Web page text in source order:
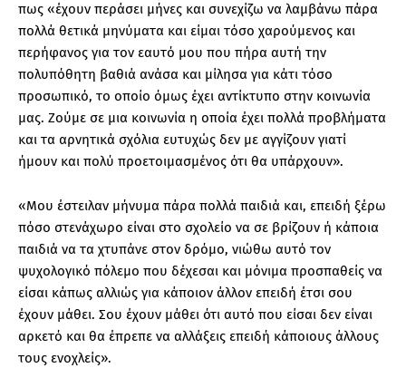
πως «έχουν περάσει μήνες και συνεχίζω να λαμβάνω πάρα
πολλά θετικά μηνύματα και είμαι τόσο χαρούμενος και
περήφανος για τον εαυτό μου που πήρα αυτή την
πολυπόθητη βαθιά ανάσα και μίλησα για κάτι τόσο
προσωπικό, το οποίο όμως έχει αντίκτυπο στην κοινωνία
μας. Ζούμε σε μια κοινωνία η οποία έχει πολλά προβλήματα
και τα αρνητικά σχόλια ευτυχώς δεν με αγγίζουν γιατί
ήμουν και πολύ προετοιμασμένος ότι θα υπάρχουν».
«Μου έστειλαν μήνυμα πάρα πολλά παιδιά και, επειδή ξέρω
πόσο στενάχωρο είναι στο σχολείο να σε βρίζουν ή κάποια
παιδιά να τα χτυπάνε στον δρόμο, νιώθω αυτό τον
ψυχολογικό πόλεμο που δέχεσαι και μόνιμα προσπαθείς να
είσαι κάπως αλλιώς για κάποιον άλλον επειδή έτσι σου
έχουν μάθει. Σου έχουν μάθει ότι αυτό που είσαι δεν είναι
αρκετό και θα έπρεπε να αλλάξεις επειδή κάποιους άλλους
τους ενοχλείς».